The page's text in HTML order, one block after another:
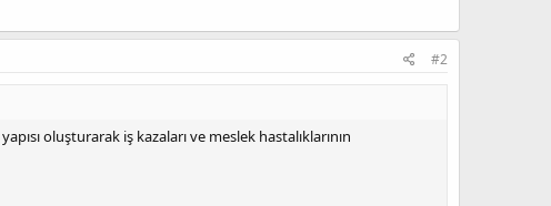
#2
oluşturarak iş kazaları ve meslek hastalıklarının